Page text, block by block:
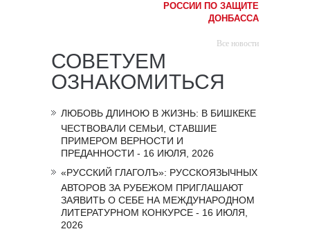
РОССИИ ПО ЗАЩИТЕ
ДОНБАССА
Все новости
СОВЕТУЕМ
ОЗНАКОМИТЬСЯ
ЛЮБОВЬ ДЛИНОЮ В ЖИЗНЬ: В БИШКЕКЕ
ЧЕСТВОВАЛИ СЕМЬИ, СТАВШИЕ
ПРИМЕРОМ ВЕРНОСТИ И
ПРЕДАННОСТИ - 16 ИЮЛЯ, 2026
«РУССКИЙ ГЛАГОЛЪ»: РУССКОЯЗЫЧНЫХ
АВТОРОВ ЗА РУБЕЖОМ ПРИГЛАШАЮТ
ЗАЯВИТЬ О СЕБЕ НА МЕЖДУНАРОДНОМ
ЛИТЕРАТУРНОМ КОНКУРСЕ - 16 ИЮЛЯ,
2026